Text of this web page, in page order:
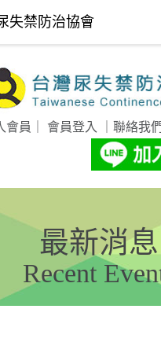
會員 會員登入 聯絡我們
最新消息
Recent
失禁防治協會